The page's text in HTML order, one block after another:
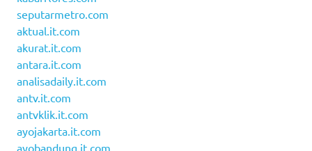
seputarmetro.com
aktual.it.com
akurat.it.com
antara.it.com
analisadaily.it.com
antv.it.com
antvklik.it.com
ayojakarta.it.com
ayobandung.it.com